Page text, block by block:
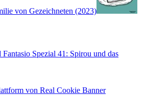
von Gezeichneten (2023)
Fantasio Spezial 41: Spirou und das
von Real Cookie Banner